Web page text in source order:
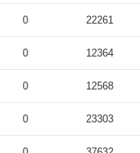
0 22261
0 12364
0 12568
0 23303